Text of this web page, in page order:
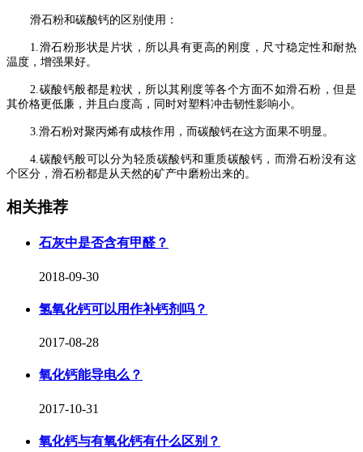
滑石粉和碳酸钙的区别使用：
1.滑石粉形状是片状，所以具有更高的刚度，尺寸稳定性和耐热
温度，增强果好。
2.碳酸钙般都是粒状，所以其刚度等各个方面不如滑石粉，但是
其价格更低廉，并且白度高，同时对塑料冲击韧性影响小。
3.滑石粉对聚丙烯有成核作用，而碳酸钙在这方面果不明显。
4.碳酸钙般可以分为轻质碳酸钙和重质碳酸钙，而滑石粉没有这
个区分，滑石粉都是从天然的矿产中磨粉出来的。
相关推荐
石灰中是否含有甲醛？
2018-09-30
氢氧化钙可以用作补钙剂吗？
2017-08-28
氧化钙能导电么？
2017-10-31
氧化钙与有氧化钙有什么区别？